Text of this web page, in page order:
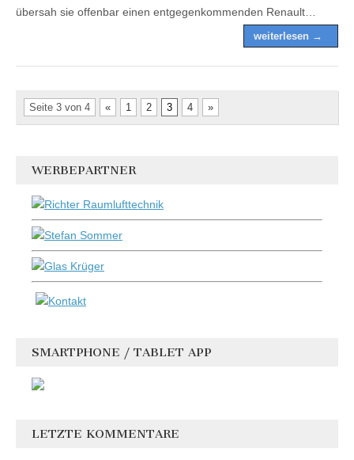
übersah sie offenbar einen entgegenkommenden Renault…
weiterlesen →
Seite 3 von 4 « 1 2 3 4 »
WERBEPARTNER
SMARTPHONE / TABLET APP
LETZTE KOMMENTARE